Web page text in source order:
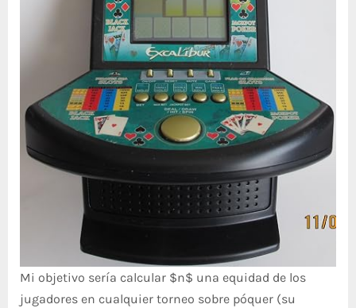
Mi objetivo serí­a calcular $n$ una equidad de los
jugadores en cualquier torneo sobre póquer (su